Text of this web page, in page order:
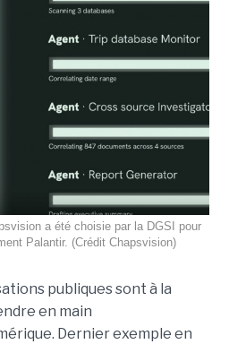
a été choisie par la DGSI pour
Palantir. (Crédit Chapsvision)
publiques sont à la
en main
Dernier exemple en